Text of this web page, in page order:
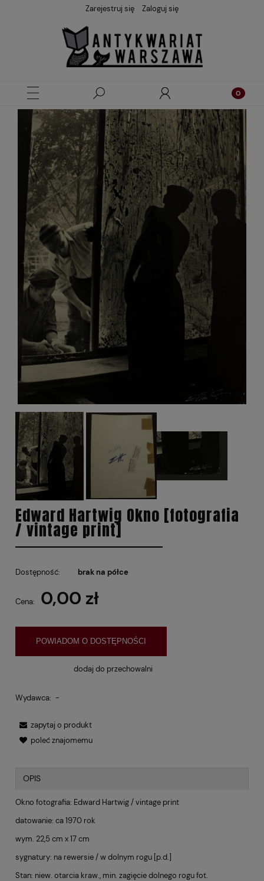
Zarejestruj się Zaloguj się
Edward Hartwig Okno [fotografia
/ vintage print]
Dostępność: brak na półce
Cena: 0,00 zł
POWIADOM O DOSTĘPNOŚCI
dodaj do przechowalni
Wydawca: -
zapytaj o produkt
poleć znajomemu
OPIS
Okno fotografia: Edward Hartwig / vintage print
datowanie: ca 1970 rok
wym. 22,5 cm x 17 cm
sygnatury: na rewersie / w dolnym rogu [p.d.]
Stan: niew. otarcia kraw., min. zagięcie dolnego rogu fot.